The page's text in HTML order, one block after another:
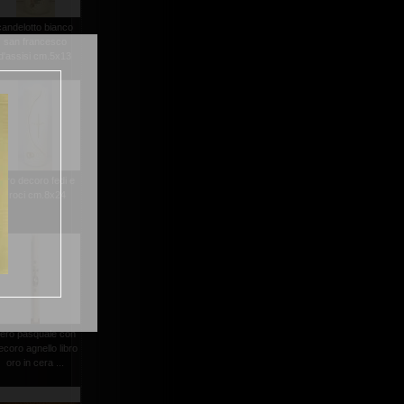
bianco
pasquale con
agnello libro
oro in cera ...